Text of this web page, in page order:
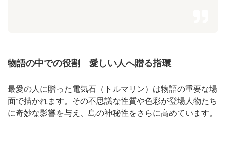
物語の中での役割 愛しい人へ贈る指環
最愛の人に贈った電気石（トルマリン）は物語の重要な場
面で描かれます。その不思議な性質や色彩が登場人物たち
に奇妙な影響を与え、島の神秘性をさらに高めています。